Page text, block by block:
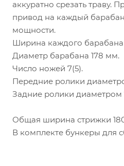
аккуратно срезать траву.
привод на каждый
мощности.
Ширина каждого
Диаметр барабана 178 мм.
Число ножей 7(5).
Передние ролики
Задние ролики диаметром
Общая ширина стрижки
В комплекте бункеры для